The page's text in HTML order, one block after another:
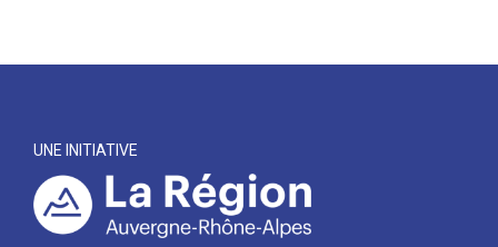
UNE INITIATIVE